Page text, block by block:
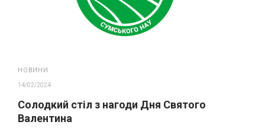
НОВИНИ
14/02/2024
Солодкий стіл з нагоди Дня Святого
Валентина